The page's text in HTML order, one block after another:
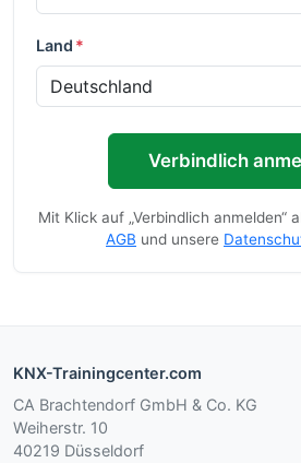
Land *
Verbindlich
Mit Klick auf „Verbindlich anmelden“
AGB und unsere
KNX-Trainingcenter.com
CA Brachtendorf GmbH & Co. KG
Weiherstr. 10
40219 Düsseldorf